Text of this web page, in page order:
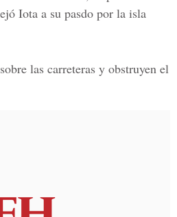
Iota a su pasdo por la isla
las carreteras y obstruyen el